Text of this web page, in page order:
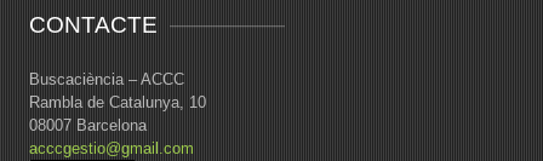
CONTACTE
Buscaciència – ACCC
Rambla de Catalunya, 10
08007 Barcelona
acccgestio@gmail.com